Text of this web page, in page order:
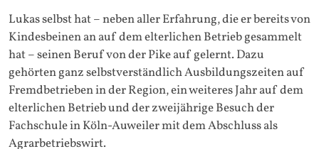
Lukas selbst hat – neben aller Erfahrung, die er bereits von
Kindesbeinen an auf dem elterlichen Betrieb gesammelt
hat – seinen Beruf von der Pike auf gelernt. Dazu
gehörten ganz selbstverständlich Ausbildungszeiten auf
Fremdbetrieben in der Region, ein weiteres Jahr auf dem
elterlichen Betrieb und der zweijährige Besuch der
Fachschule in Köln-Auweiler mit dem Abschluss als
Agrarbetriebswirt.